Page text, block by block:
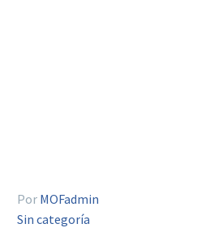
Por MOFadmin
Sin categoría